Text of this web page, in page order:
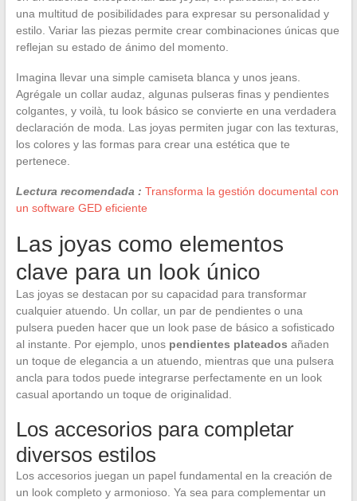
una multitud de posibilidades para expresar su personalidad y
estilo. Variar las piezas permite crear combinaciones únicas que
reflejan su estado de ánimo del momento.
Imagina llevar una simple camiseta blanca y unos jeans.
Agrégale un collar audaz, algunas pulseras finas y pendientes
colgantes, y voilà, tu look básico se convierte en una verdadera
declaración de moda. Las joyas permiten jugar con las texturas,
los colores y las formas para crear una estética que te
pertenece.
Lectura recomendada : Transforma la gestión documental con
un software GED eficiente
Las joyas como elementos
clave para un look único
Las joyas se destacan por su capacidad para transformar
cualquier atuendo. Un collar, un par de pendientes o una
pulsera pueden hacer que un look pase de básico a sofisticado
al instante. Por ejemplo, unos pendientes plateados añaden
un toque de elegancia a un atuendo, mientras que una pulsera
ancla para todos puede integrarse perfectamente en un look
casual aportando un toque de originalidad.
Los accesorios para completar
diversos estilos
Los accesorios juegan un papel fundamental en la creación de
un look completo y armonioso. Ya sea para complementar un